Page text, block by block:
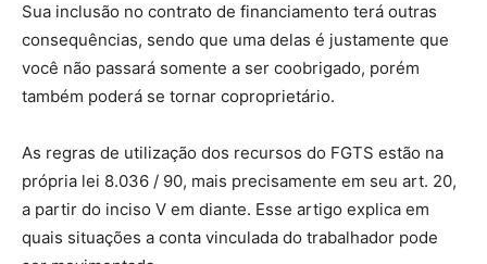
Sua inclusão no contrato de financiamento terá outras
consequências, sendo que uma delas é justamente que
você não passará somente a ser coobrigado, porém
também poderá se tornar coproprietário.
As regras de utilização dos recursos do FGTS estão na
própria lei 8.036 / 90, mais precisamente em seu art. 20,
a partir do inciso V em diante. Esse artigo explica em
quais situações a conta vinculada do trabalhador pode